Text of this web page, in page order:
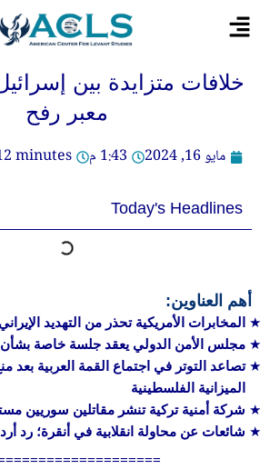
Flyout
خلافات متزايدة بين
معبر رفح
مايو 16, 2024
1:43 م minutes
Today's Headlines
أهم العناوين:
المخابرات الأمريكية تحذر من التهديد الإيراني
مجلس الأمن الدولي يعقد جلسة خاصة
تصاعد التوتر في اجتماع القمة العربية بعد
الميزانية الفلسطينية
شركة أمنية تركية تنشر مقاتلين سوريين
شائعات عن محاولة انقلابية في أنقرة؛ رد